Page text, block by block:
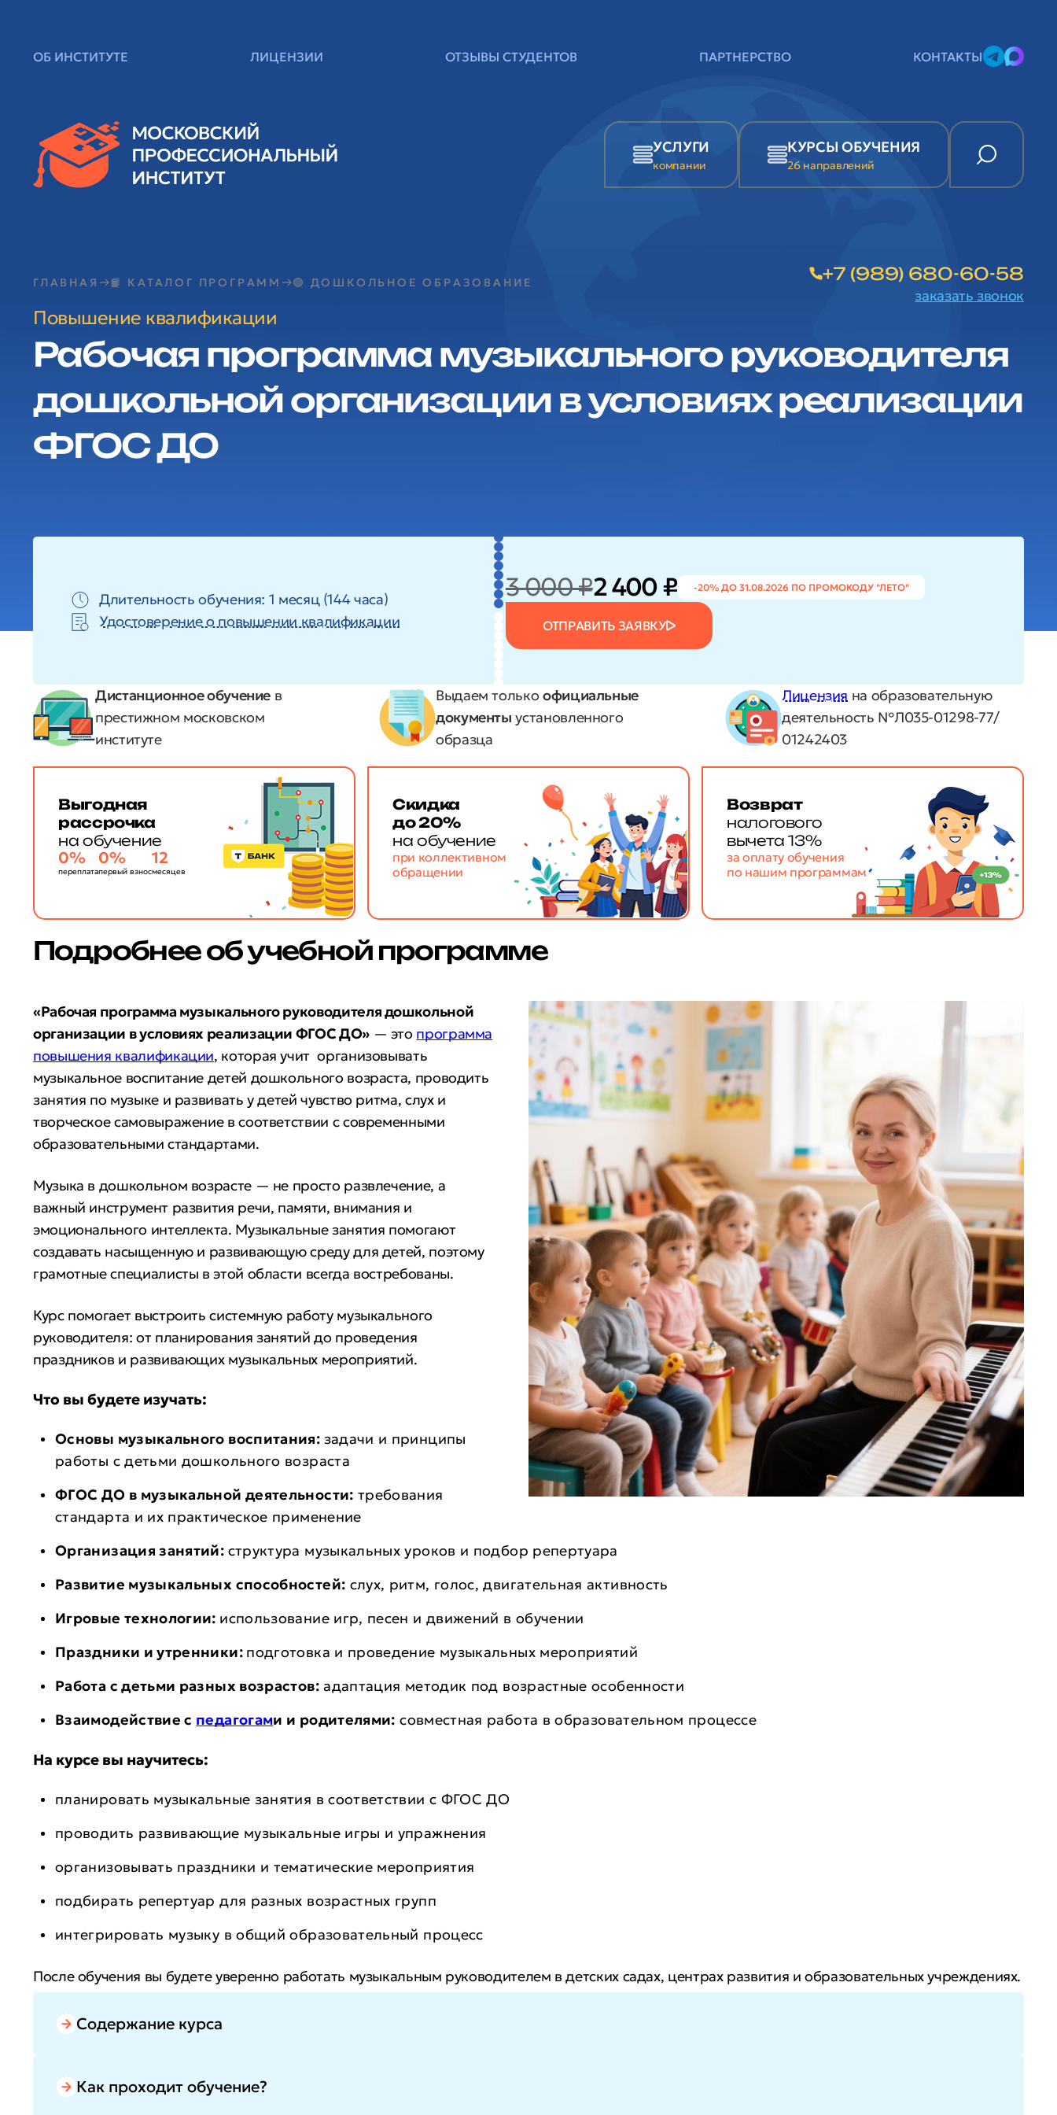
ОБ ИНСТИТУТЕ ЛИЦЕНЗИИ ОТЗЫВЫ СТУДЕНТОВ ПАРТНЕРСТВО КОНТАКТЫ
УСЛУГИ
компании
КУРСЫ ОБУЧЕНИЯ
26 направлений
ГЛАВНАЯ 📙 КАТАЛОГ ПРОГРАММ 🟢 ДОШКОЛЬНОЕ ОБРАЗОВАНИЕ +7 (989) 680-60-58
заказать звонок
Повышение квалификации
Рабочая программа музыкального руководителя
дошкольной организации в условиях реализации
ФГОС ДО
Длительность обучения: 1 месяц (144 часа)
Удостоверение о повышении квалификации
3 000 ₽2 400 ₽ -20% ДО 31.08.2026 ПО ПРОМОКОДУ "ЛЕТО"
ОТПРАВИТЬ ЗАЯВКУ
Дистанционное обучение в
престижном московском
институте
Выдаем только официальные
документы установленного
образца
Лицензия на образовательную
деятельность №Л035-01298-77/
01242403
Выгодная
рассрочка
на обучение
0%
переплата
0%
первый взнос
12
месяцев
Скидка
до 20%
на обучение
при коллективном
обращении
Возврат
налогового
вычета 13%
за оплату обучения
по нашим программам
Подробнее об учебной программе
«Рабочая программа музыкального руководителя дошкольной
организации в условиях реализации ФГОС ДО»— это программа
повышения квалификации, которая учит организовывать
музыкальное воспитание детей дошкольного возраста, проводить
занятия по музыке и развивать у детей чувство ритма, слух и
творческое самовыражение в соответствии с современными
образовательными стандартами.
Музыка в дошкольном возрасте — не просто развлечение, а
важный инструмент развития речи, памяти, внимания и
эмоционального интеллекта. Музыкальные занятия помогают
создавать насыщенную и развивающую среду для детей, поэтому
грамотные специалисты в этой области всегда востребованы.
Курс помогает выстроить системную работу музыкального
руководителя: от планирования занятий до проведения
праздников и развивающих музыкальных мероприятий.
Что вы будете изучать:
Основы музыкального воспитания: задачи и принципы
работы с детьми дошкольного возраста
ФГОС ДО в музыкальной деятельности: требования
стандарта и их практическое применение
Организация занятий: структура музыкальных уроков и подбор репертуара
Развитие музыкальных способностей: слух, ритм, голос, двигательная активность
Игровые технологии: использование игр, песен и движений в обучении
Праздники и утренники: подготовка и проведение музыкальных мероприятий
Работа с детьми разных возрастов:адаптация методик под возрастные особенности
Взаимодействие с педагогами и родителями: совместная работа в образовательном процессе
На курсе вы научитесь:
планировать музыкальные занятия в соответствии с ФГОС ДО
проводить развивающие музыкальные игры и упражнения
организовывать праздники и тематические мероприятия
подбирать репертуар для разных возрастных групп
интегрировать музыку в общий образовательный процесс
После обучения вы будете уверенно работать музыкальным руководителем в детских садах, центрах развития и образовательных учреждениях.
Вы повысите профессиональный уровень, расширите карьерные возможности и сможете увеличить доход за счет востребованных
компетенций.
Содержание курса
Как проходит обучение?